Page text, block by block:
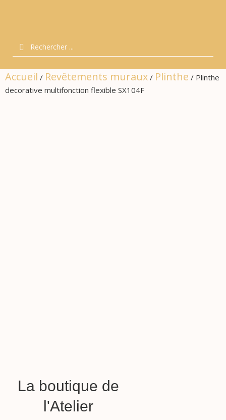
Accueil / Revêtements muraux / Plinthe / Plinthe
decorative multifonction flexible SX104F
La boutique de
l'Atelier